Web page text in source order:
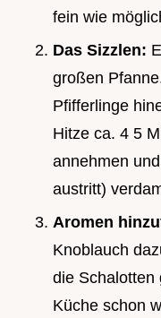
fein wie
Das Sizzlen:
großen
Pfifferlinge
Hitze ca. 4 5
annehmen
austritt)
Aromen
Knoblauch
die Schalotten
Küche schon